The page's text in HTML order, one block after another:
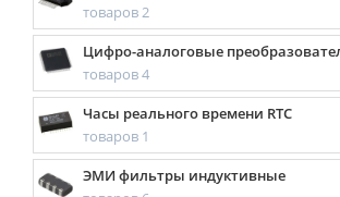
товаров 2
Цифро-аналоговые
товаров 4
Часы реального времени RTC
товаров 1
ЭМИ фильтры индуктивные